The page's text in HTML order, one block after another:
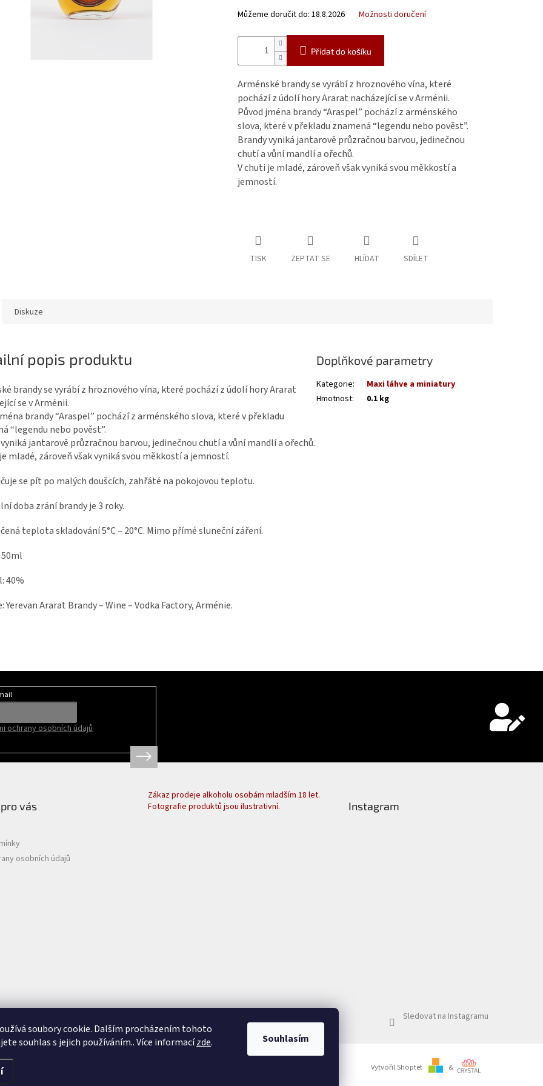
soubory cookie. Dalším procházením tohoto
souhlas s jejich používáním.. Více informacízde. Souhlasím
Můžeme doručit do: 18.8.2026 Možnosti doručení
Přidat do košíku
Arménské brandy se vyrábí z hroznového vína, které
pochází z údolí hory Ararat nacházející se v Arménii.
Původ jména brandy “Araspel” pochází z arménského
slova, které v překladu znamená “legendu nebo pověst”.
Brandy vyniká jantarově průzračnou barvou, jedinečnou
chutí a vůní mandlí a ořechů.
V chuti je mladé, zároveň však vyniká svou měkkostí a
jemností.
TISK ZEPTAT SE HLÍDAT SDÍLET
Diskuze
popis produktu
brandy se vyrábí z hroznového vína, které pochází z údolí hory Ararat
se v Arménii.
brandy “Araspel” pochází z arménského slova, které v překladu
“legendu nebo pověst”.
jantarově průzračnou barvou, jedinečnou chutí a vůní mandlí a ořechů.
mladé, zároveň však vyniká svou měkkostí a jemností.
se pít po malých doušcích, zahřáté na pokojovou teplotu.
doba zrání brandy je 3 roky.
teplota skladování 5°C – 20°C. Mimo přímé sluneční záření.
40%
Yerevan Ararat Brandy – Wine – Vodka Factory, Arménie.
Doplňkové parametry
Kategorie:
Maxi láhve a miniatury
Hmotnost: 0.1 kg
ochrany osobních údajů
vás
osobních údajů
Zákaz prodeje alkoholu osobám mladším 18 let.
Fotografie produktů jsou ilustrativní.
Instagram
Sledovat na Instagramu
Vytvořil Shoptet &